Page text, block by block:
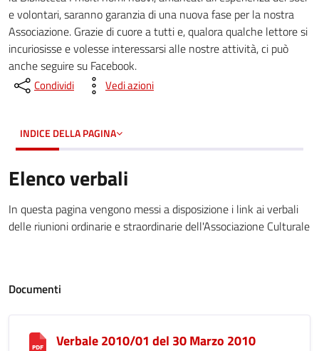
e volontari, saranno garanzia di una nuova fase per la nostra
Associazione. Grazie di cuore a tutti e, qualora qualche lettore si
incuriosisse e volesse interessarsi alle nostre attività, ci può
anche seguire su Facebook.
Condividi Vedi azioni
INDICE DELLA PAGINA
Elenco verbali
In questa pagina vengono messi a disposizione i link ai verbali
delle riunioni ordinarie e straordinarie dell'Associazione Culturale
Documenti
Verbale 2010/01 del 30 Marzo 2010